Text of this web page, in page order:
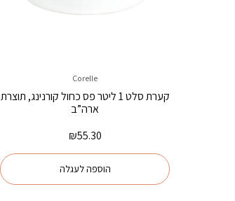
Corelle
קערת סלט 1 ליטר פס כחול קורנינג, תוצרת
ארה”ב
₪55.30
הוספה לעגלה